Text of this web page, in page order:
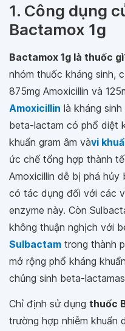
1. Công dụng
Bactamox 1g
Bactamox 1g là thuốc gì
nhóm thuốc kháng sinh,
875mg Amoxicillin và
Amoxicillin là kháng
beta-lactam có phổ diệt
khuẩn gram âm vàvi
ức chế tổng hợp thành
Amoxicillin dễ bị phá
có tác dụng đối với các
enzyme này. Còn
không thuận nghịch với
Sulbactam trong thành
mở rộng phổ kháng
chủng sinh beta-
Chỉ định sử dụng thuốc
trường hợp nhiễm khuẩn